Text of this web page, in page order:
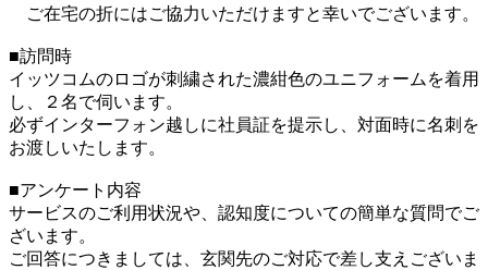
ご在宅の折にはご協力いただけますと幸いでございます。
■訪問時
イッツコムのロゴが刺繍された濃紺色のユニフォームを着用
し、２名で伺います。
必ずインターフォン越しに社員証を提示し、対面時に名刺を
お渡しいたします。
■アンケート内容
サービスのご利用状況や、認知度についての簡単な質問でご
ざいます。
ご回答につきましては、玄関先のご対応で差し支えございま